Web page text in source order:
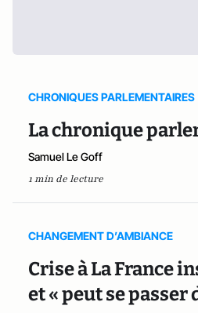
CHRONIQUES PARLEMENTAIRES
La chronique
Samuel Le Goff
1 min de lecture
CHANGEMENT D’AMBIANCE
Crise à La France
et « peut se